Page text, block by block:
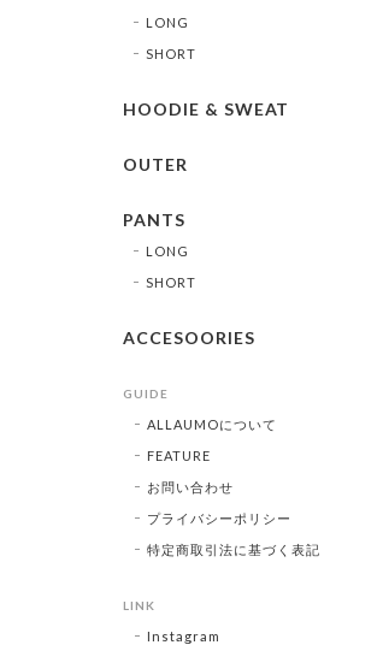
LONG
SHORT
HOODIE & SWEAT
OUTER
PANTS
LONG
SHORT
ACCESOORIES
GUIDE
ALLAUMOについて
FEATURE
お問い合わせ
プライバシーポリシー
特定商取引法に基づく表記
LINK
Instagram